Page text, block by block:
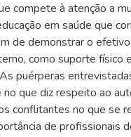
compete à atenção a
em saúde que
de demonstrar o
como suporte físico
puérperas
que diz respeito ao
conflitantes no que se
de profissionais